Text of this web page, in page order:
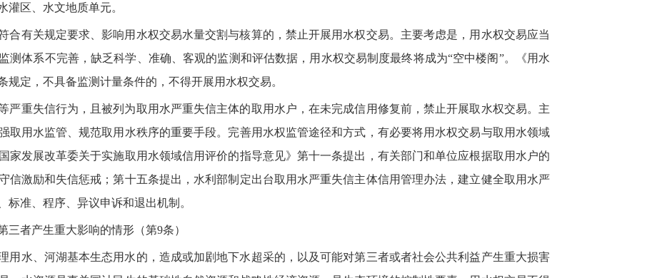
灌区、水文地质单元。
合有关规定要求、影响用水权交易水量交割与核算的，禁止开展用水权交易。主要考虑是，用水权交易应当
测体系不完善，缺乏科学、准确、客观的监测和评估数据，用水权交易制度最终将成为“空中楼阁”。《用水
定，不具备监测计量条件的，不得开展用水权交易。
严重失信行为，且被列为取用水严重失信主体的取用水户，在未完成信用修复前，禁止开展取水权交易。主
取用水监管、规范取用水秩序的重要手段。完善用水权监管途径和方式，有必要将用水权交易与取用水领域
发展改革委关于实施取用水领域信用评价的指导意见》第十一条提出，有关部门和单位应根据取用水户的
信激励和失信惩戒；第十五条提出，水利部制定出台取用水严重失信主体信用管理办法，建立健全取用水严
准、程序、异议申诉和退出机制。
三者产生重大影响的情形（第9条）
用水、河湖基本生态用水的，造成或加剧地下水超采的，以及可能对第三者或者社会公共利益产生重大损害